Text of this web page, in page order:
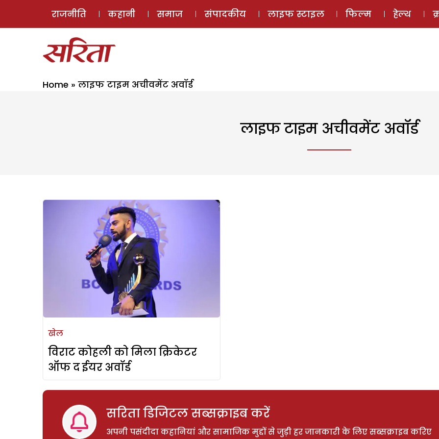
ई-मैगज़ीन
राजनीति कहानी समाज संपादकीय लाइफ स्टाइल फिल्म हेल्थ
Home » लाइफ टाइम अचीवमेंट अवॉर्ड
लाइफ टाइम अचीवमेंट अवॉर्ड
खेल
विराट कोहली को मिला क्रिकेटर
ऑफ द ईयर अवॉर्ड
सरिता डिजिटल सब्सक्राइब करें
अपनी पसंदीदा कहानियां और सामाजिक मुद्दों से जुड़ी हर जानकारी के लिए सब्सक्राइब करिए